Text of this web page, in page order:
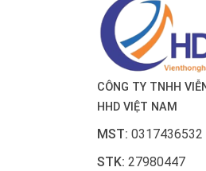
CÔNG TY TNHH
HHD VIỆT NAM
MST: 0317436532
STK: 27980447